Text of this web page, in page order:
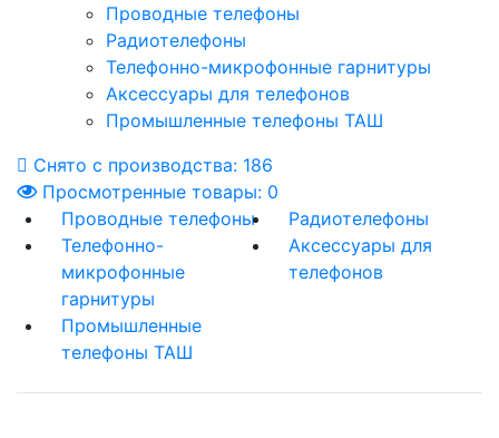
Проводные телефоны
Радиотелефоны
Телефонно-микрофонные гарнитуры
Аксессуары для телефонов
Промышленные телефоны ТАШ
Снято с производства: 186
Просмотренные товары: 0
Проводные телефоны
Радиотелефоны
Телефонно-
микрофонные
гарнитуры
Аксессуары для
телефонов
Промышленные
телефоны ТАШ